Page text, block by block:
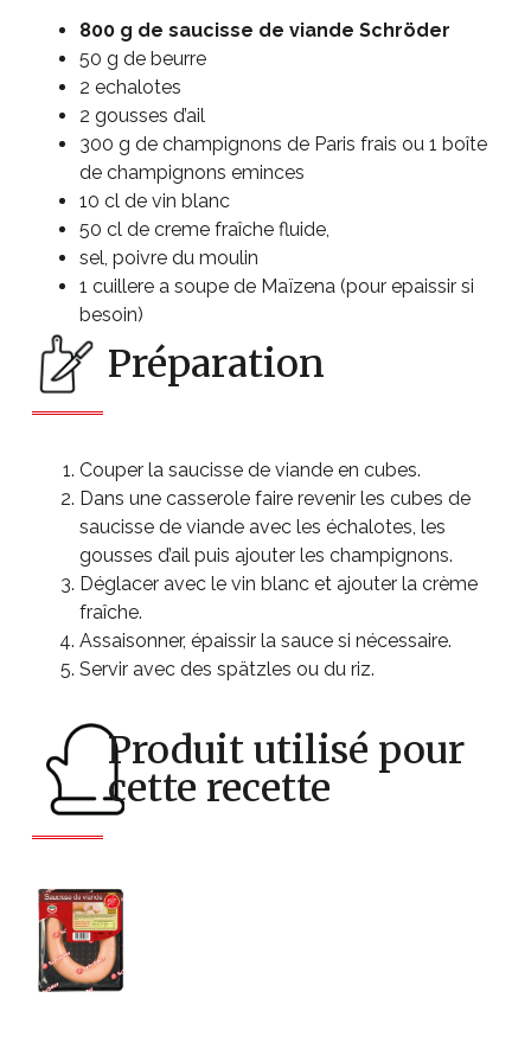
800 g de saucisse de viande Schröder
50 g de beurre
2 echalotes
2 gousses d’ail
300 g de champignons de Paris frais ou 1 boîte
de champignons eminces
10 cl de vin blanc
50 cl de creme fraîche fluide,
sel, poivre du moulin
1 cuillere a soupe de Maïzena (pour epaissir si
besoin)
Préparation
Couper la saucisse de viande en cubes.
Dans une casserole faire revenir les cubes de
saucisse de viande avec les échalotes, les
gousses d’ail puis ajouter les champignons.
Déglacer avec le vin blanc et ajouter la crème
fraîche.
Assaisonner, épaissir la sauce si nécessaire.
Servir avec des spätzles ou du riz.
Produit utilisé pour
cette recette